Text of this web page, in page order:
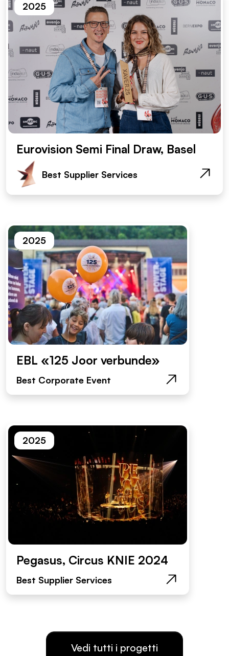
2025
Eurovision Semi Final Draw, Basel
Best Supplier Services
2025
EBL «125 Joor verbunde»
Best Corporate Event
2025
Pegasus, Circus KNIE 2024
Best Supplier Services
Vedi tutti i progetti